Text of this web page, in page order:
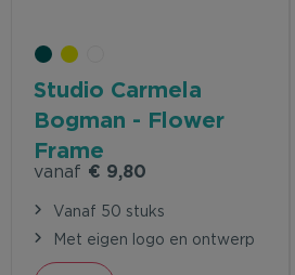
Studio Carmela
Bogman - Flower
Frame
vanaf € 9,80
Vanaf 50 stuks
Met eigen logo en ontwerp